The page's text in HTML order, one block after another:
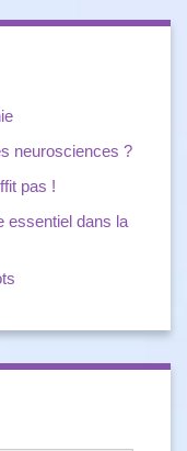
neurosciences ?
pas !
essentiel dans la